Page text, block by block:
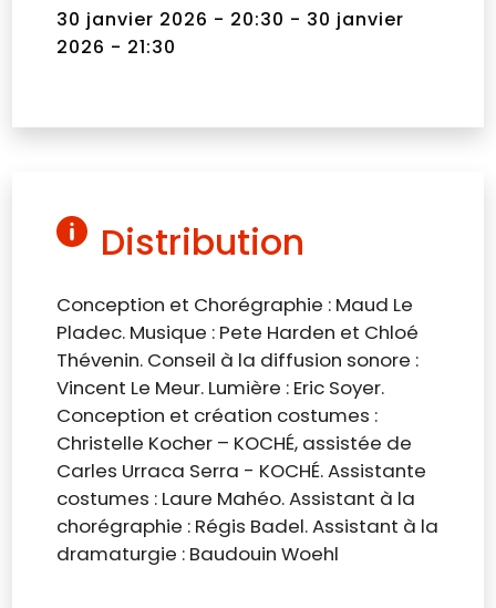
30 janvier 2026 - 20:30 - 30 janvier
2026 - 21:30
Distribution
Conception et Chorégraphie : Maud Le
Pladec. Musique : Pete Harden et Chloé
Thévenin. Conseil à la diffusion sonore :
Vincent Le Meur. Lumière : Eric Soyer.
Conception et création costumes :
Christelle Kocher – KOCHÉ, assistée de
Carles Urraca Serra - KOCHÉ. Assistante
costumes : Laure Mahéo. Assistant à la
chorégraphie : Régis Badel. Assistant à la
dramaturgie : Baudouin Woehl